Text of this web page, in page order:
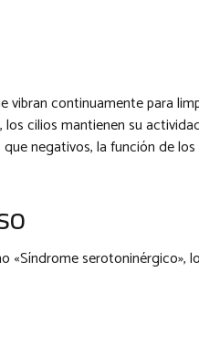
continuamente para
cilios mantienen su
negativos, la función de